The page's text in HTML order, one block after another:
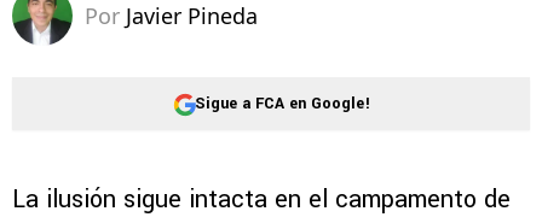
Por Javier Pineda
Sigue a FCA en Google!
La ilusión sigue intacta en el campamento de